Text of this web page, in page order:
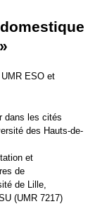
UMR ESO et
dans les cités
des Hauts-de-
et
de
de Lille,
(UMR 7217)